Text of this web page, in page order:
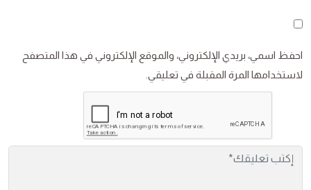
احفظ اسمي، بريدي الإلكتروني، والموقع الإلكتروني في هذا المتصفح
لاستخدامها المرة المقبلة في تعليقي.